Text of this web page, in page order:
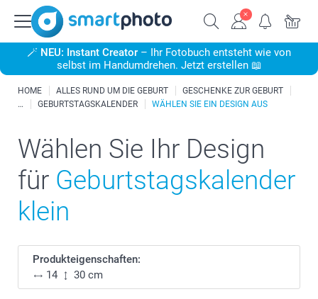
🪄 NEU: Instant Creator – Ihr Fotobuch entsteht wie von
selbst im Handumdrehen. Jetzt erstellen 📖
HOME ALLES RUND UM DIE GEBURT
GESCHENKE ZUR GEBURT
GEBURTSTAGSKALENDER
WÄHLEN SIE EIN DESIGN AUS
Wählen Sie Ihr Design
für Geburtstagskalender
klein
Produkteigenschaften:
14
30 cm